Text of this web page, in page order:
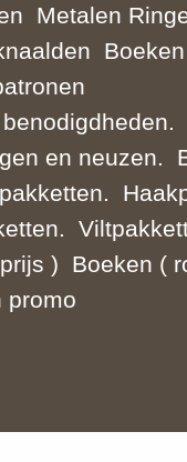
Metalen
en neuzen.
)
Boeken (
promo